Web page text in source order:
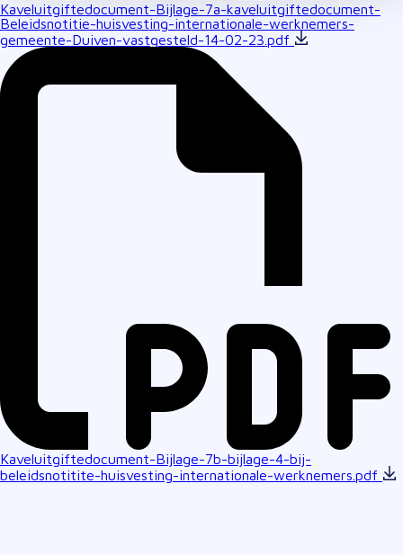
Kaveluitgiftedocument-Bijlage-7a-kaveluitgiftedocument-
Beleidsnotitie-huisvesting-internationale-werknemers-
gemeente-Duiven-vastgesteld-14-02-23.pdf
Kaveluitgiftedocument-Bijlage-7b-bijlage-4-bij-
beleidsnotitite-huisvesting-internationale-werknemers.pdf